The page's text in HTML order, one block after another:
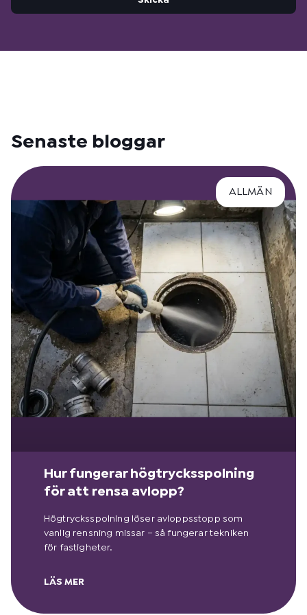
Senaste bloggar
ALLMÄN
Hur fungerar högtrycksspolning
för att rensa avlopp?
Högtrycksspolning löser avloppsstopp som
vanlig rensning missar – så fungerar tekniken
för fastigheter.
LÄS MER